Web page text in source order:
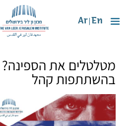
En
Ar
מטלטלים את הספינה? |
בהשתתפות קהל